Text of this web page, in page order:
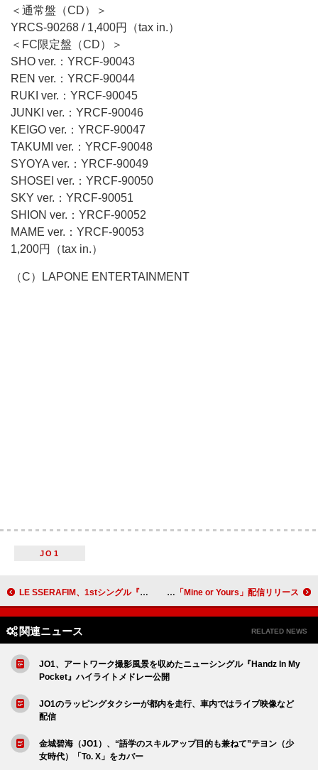
＜通常盤（CD）＞
YRCS-90268 / 1,400円（tax in.）
＜FC限定盤（CD）＞
SHO ver.：YRCF-90043
REN ver.：YRCF-90044
RUKI ver.：YRCF-90045
JUNKI ver.：YRCF-90046
KEIGO ver.：YRCF-90047
TAKUMI ver.：YRCF-90048
SYOYA ver.：YRCF-90049
SHOSEI ver.：YRCF-90050
SKY ver.：YRCF-90051
SHION ver.：YRCF-90052
MAME ver.：YRCF-90053
1,200円（tax in.）
（C）LAPONE ENTERTAINMENT
JO1
LE SSERAFIM、1stシングル『SPAGHETTI』10月リリース 宇多田ヒカル、イェジがリミックスした「Mine or Yours」配信リリース
関連ニュース RELATED NEWS
JO1、アートワーク撮影風景を収めたニューシングル『Handz In My
Pocket』ハイライトメドレー公開
JO1のラッピングタクシーが都内を走行、車内ではライブ映像など
配信
金城碧海（JO1）、“語学のスキルアップ目的も兼ねて”テヨン（少
女時代）「To. X」をカバー